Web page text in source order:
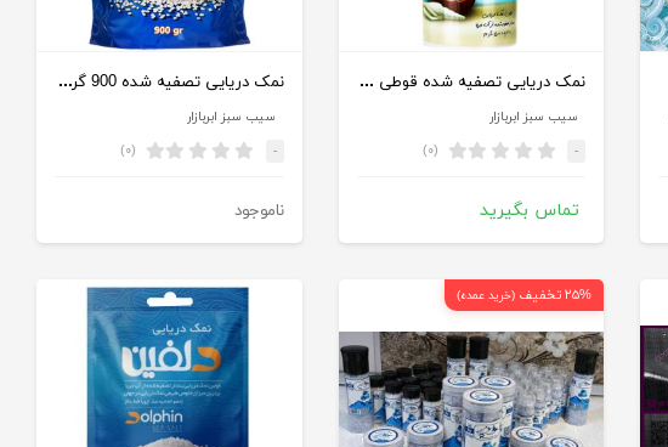
نمک دریایی تصفیه شده قوطی 500 گرم دلفین
سیب سبز ابربازار
- (۰)
تماس بگیرید
نمک دریایی تصفیه شده 900 گرم دلفین
سیب سبز ابربازار
- (۰)
ناموجود
۲۵% تخفیف (خرید عمده)